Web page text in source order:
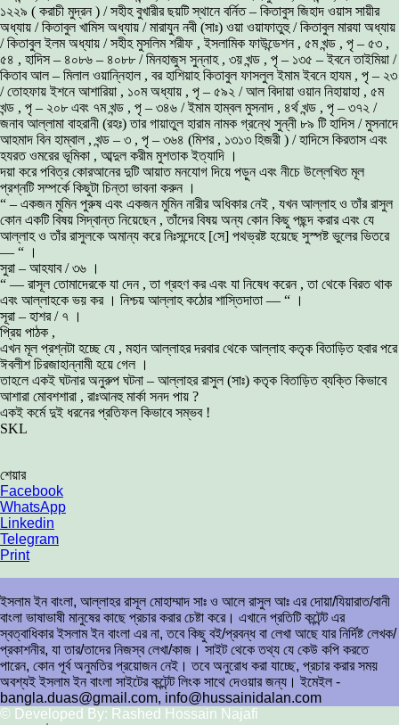
১২২৯ ( করাচী মুদ্রন ) / সহীহ বুখারীর ছয়টি স্থানে বর্নিত – কিতাবুস জিহাদ ওয়াস সায়ীর
অধ্যায় / কিতাবুল খামিস অধ্যায় / মারাযুন নবী (সাঃ) ওয়া ওয়াফাতুহু / কিতাবুল মারযা অধ্যায়
/ কিতাবুল ইলম অধ্যায় / সহীহ মুসলিম শরীফ , ইসলামিক ফাউন্ডেশন , ৫ম খন্ড , পৃ – ৫৩ ,
৫৪ , হাদিস – ৪০৮৬ – ৪০৮৮ / মিনহাজুস সুন্নাহ , ৩য় খন্ড , পৃ – ১৩৫ – ইবনে তাইমিয়া /
কিতাব আল – মিলাল ওয়ান্নিহাল , বর হাশিয়াহ কিতাবুল ফাসলুল ইমাম ইবনে হাযম , পৃ – ২৩
/ তোহফায় ইশনে আশারিয়া , ১০ম অধ্যায় , পৃ – ৫৯২ / আল বিদায়া ওয়ান নিহায়াহা , ৫ম
খন্ড , পৃ – ২০৮ এবং ৭ম খন্ড , পৃ – ৩৪৬ / ইমাম হাম্বল মুসনাদ , ৪র্থ খন্ড , পৃ – ৩৭২ /
জনাব আল্লামা বাহরানী (রহঃ) তার গায়াতুল হারাম নামক গ্রন্থে সুন্নী ৮৯ টি হাদিস / মুসনাদে
আহমাদ বিন হাম্বাল , খন্ড – ৩ , পৃ – ৩৬৪ (মিশর , ১৩১৩ হিজরী ) / হাদিসে কিরতাস এবং
হযরত ওমরের ভূমিকা , আব্দুল করীম মুশতাক ইত্যাদি ।
দয়া করে পবিত্র কোরআনের দুটি আয়াত মনযোগ দিয়ে পড়ুন এবং নীচে উল্লেখিত মূল
প্রশ্নটি সম্পর্কে কিছুটা চিন্তা ভাবনা করুন ।
“ – একজন মুমিন পুরুষ এবং একজন মুমিন নারীর অধিকার নেই , যখন আল্লাহ ও তাঁর রাসুল
কোন একটি বিষয় সিদ্বান্ত নিয়েছেন , তাঁদের বিষয় অন্য কোন কিছু পছন্দ করার এবং যে
আল্লাহ ও তাঁর রাসুলকে অমান্য করে নিঃসন্দেহে [সে] পথভ্রষ্ট হয়েছে সুস্পষ্ট ভুলের ভিতরে
— “ ।
সুরা – আহযাব / ৩৬ ।
“ — রাসূল তোমাদেরকে যা দেন , তা গ্রহণ কর এবং যা নিষেধ করেন , তা থেকে বিরত থাক
এবং আল্লাহকে ভয় কর । নিশ্চয় আল্লাহ কঠোর শাস্তিদাতা — “ ।
সূরা – হাশর / ৭ ।
প্রিয় পাঠক ,
এখন মূল প্রশ্নটা হচ্ছে যে , মহান আল্লাহর দরবার থেকে আল্লাহ কতৃক বিতাড়িত হবার পরে
ঈবলীশ চিরজাহান্নামী হয়ে গেল ।
তাহলে একই ঘটনার অনুরুপ ঘটনা – আল্লাহর রাসুল (সাঃ) কতৃক বিতাড়িত ব্যক্তি কিভাবে
আশারা মোবশশারা , রাঃআনহু মার্কা সনদ পায় ?
একই কর্মে দুই ধরনের প্রতিফল কিভাবে সম্ভব !
SKL
শেয়ার
Facebook
WhatsApp
Linkedin
Telegram
Print
ইসলাম ইন বাংলা, আল্লাহর রাসূল মোহাম্মাদ সাঃ ও আলে রাসুল আঃ এর দোয়া/যিয়ারাত/বানী
বাংলা ভাষাভাষী মানুষের কাছে প্রচার করার চেষ্টা করে। এখানে প্রতিটি কন্টেন্ট এর
স্বত্বাধিকার ইসলাম ইন বাংলা এর না, তবে কিছু বই/প্রবন্ধ বা লেখা আছে যার নির্দিষ্ট লেখক/
প্রকাশনীর, যা তার/তাদের নিজস্ব লেখা/কাজ। সাইট থেকে তথ্য যে কেউ কপি করতে
পারেন, কোন পূর্ব অনুমতির প্রয়োজন নেই। তবে অনুরোধ করা যাচ্ছে, প্রচার করার সময়
অবশ্যই ইসলাম ইন বাংলা সাইটের কন্টেন্ট লিংক সাথে দেওয়ার জন্য। ইমেইল -
bangla.duas@gmail.com, info@hussainidalan.com
© Developed By: Rashed Hossain Najafi